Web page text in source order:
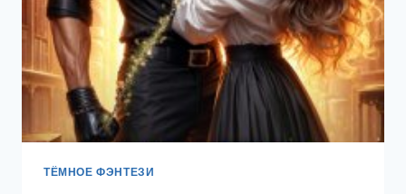
ТЁМНОЕ ФЭНТЕЗИ